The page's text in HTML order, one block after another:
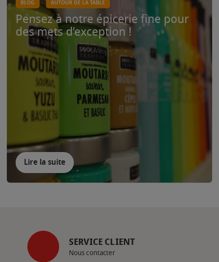
BLOG AUTOUR DE LA TABLE
Pensez à notre épicerie fine pour
des mets d’exception !
Lire la suite
SERVICE CLIENT
Nous contacter